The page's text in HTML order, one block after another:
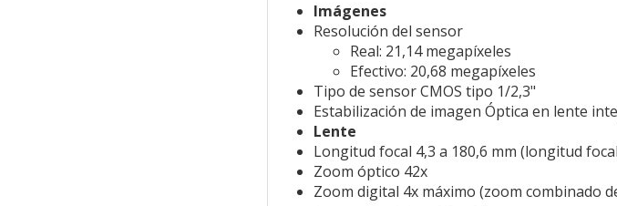
Imágenes
Resolución del sensor
Real: 21,14 megapíxeles
Efectivo: 20,68 megapíxeles
Tipo de sensor CMOS tipo 1/2,3"
Estabilización de imagen Óptica en lente
Lente
Longitud focal 4,3 a 180,6 mm (longitud
Zoom óptico 42x
Zoom digital 4x máximo (zoom combinado